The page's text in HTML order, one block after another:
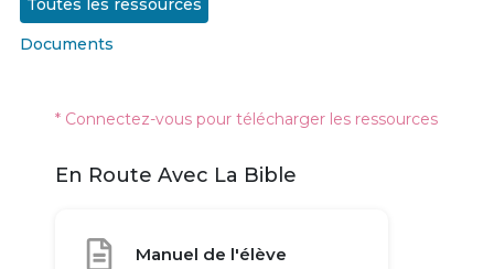
Toutes les ressources
Documents
* Connectez-vous pour télécharger les ressources
En Route Avec La Bible
Manuel de l'élève